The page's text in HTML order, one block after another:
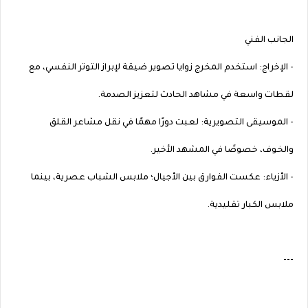
الجانب الفني
- الإخراج: استخدم المخرج زوايا تصوير ضيقة لإبراز التوتر النفسي، مع
لقطات واسعة في مشاهد الحادث لتعزيز الصدمة.
- الموسيقى التصويرية: لعبت دورًا مهمًا في نقل مشاعر القلق
والخوف، خصوصًا في المشهد الأخير.
- الأزياء: عكست الفوارق بين الأجيال؛ ملابس الشباب عصرية، بينما
ملابس الكبار تقليدية.
---